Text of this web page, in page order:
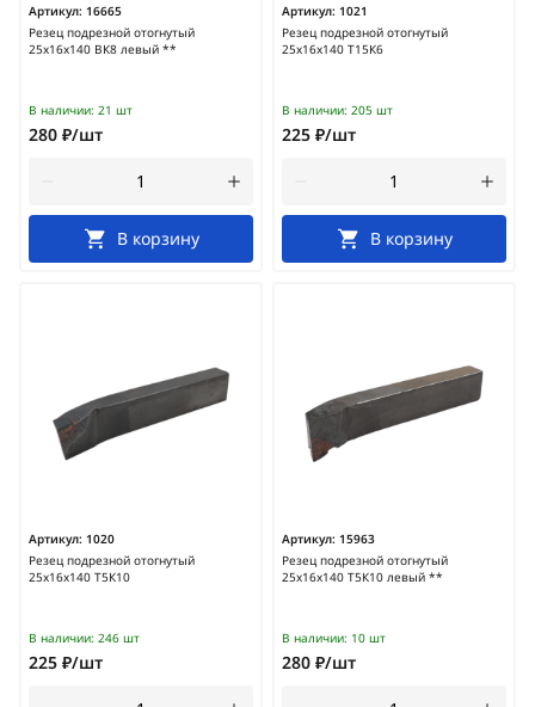
Артикул: 16665
Резец подрезной отогнутый
25х16х140 ВК8 левый **
В наличии: 21 шт
280 ₽/шт
В корзину
Артикул: 1021
Резец подрезной отогнутый
25х16х140 Т15К6
В наличии: 205 шт
225 ₽/шт
В корзину
Артикул: 1020
Резец подрезной отогнутый
25х16х140 Т5К10
В наличии: 246 шт
225 ₽/шт
Артикул: 15963
Резец подрезной отогнутый
25х16х140 Т5К10 левый **
В наличии: 10 шт
280 ₽/шт